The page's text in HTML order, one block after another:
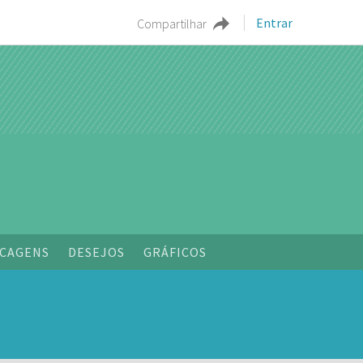
Compartilhar Entrar
DESEJOS GRÁFICOS